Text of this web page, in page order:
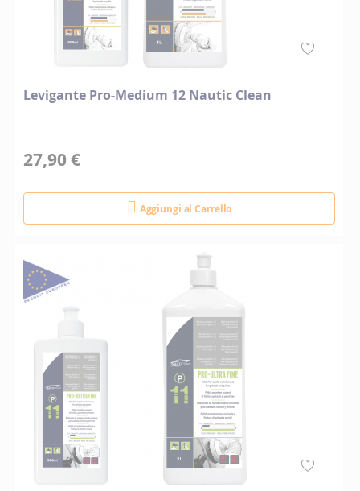
Levigante Pro-Medium 12 Nautic Clean
27,90 €
Aggiungi al Carrello